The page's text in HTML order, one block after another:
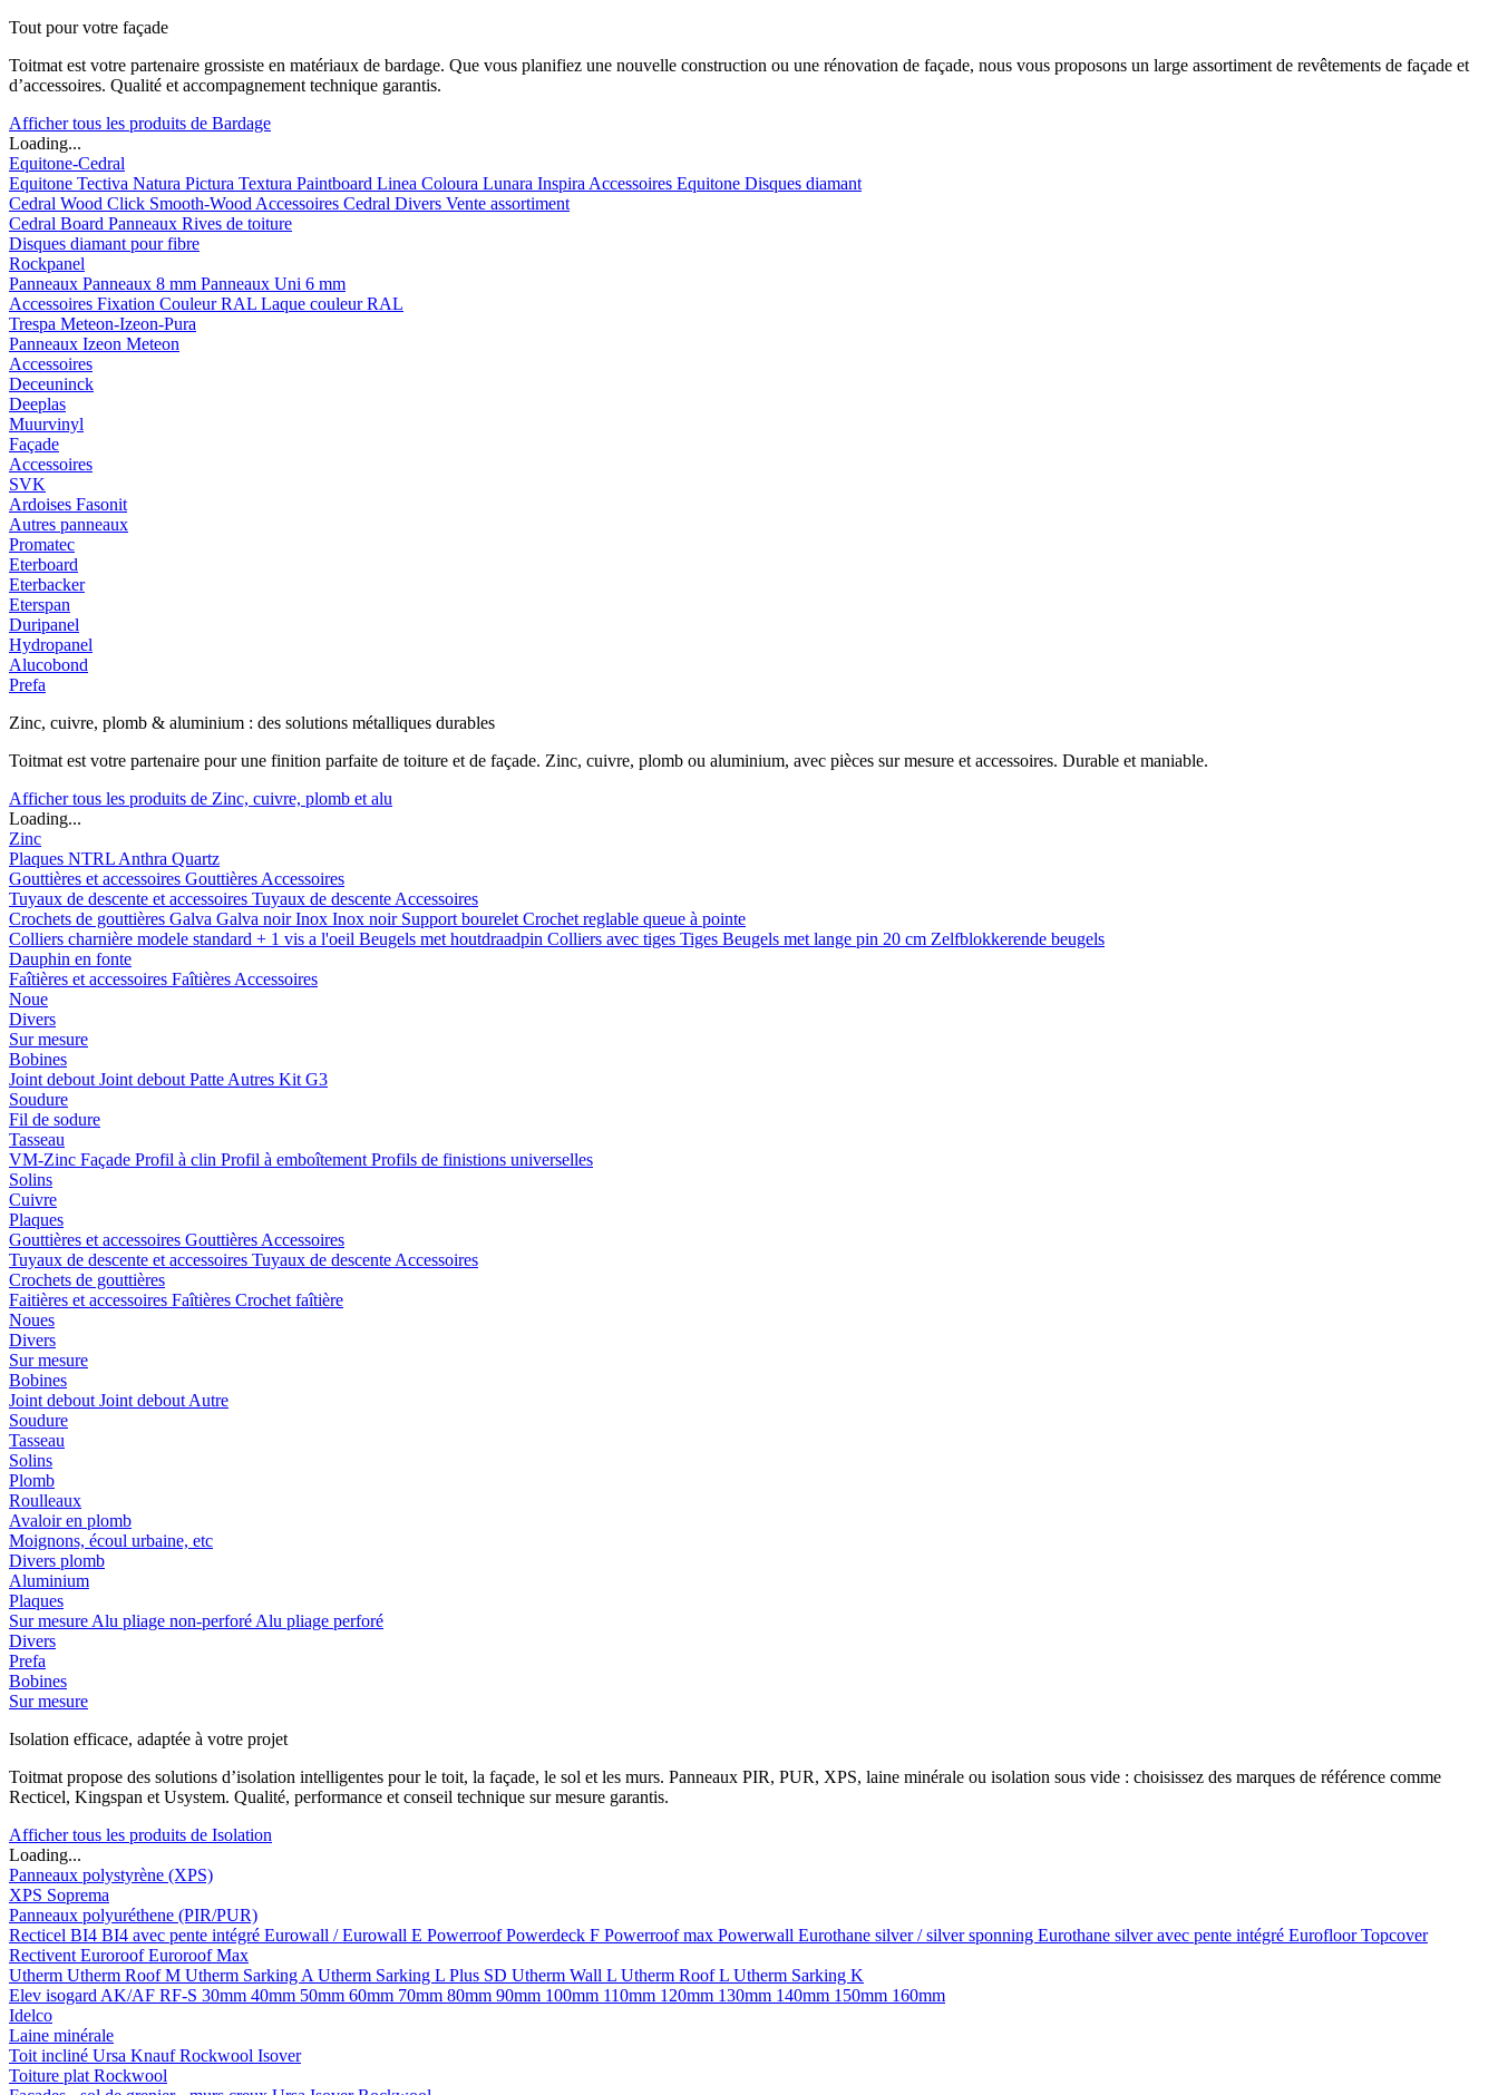
Tout pour votre façade
Toitmat est votre partenaire grossiste en matériaux de bardage. Que vous planifiez une nouvelle construction ou une rénovation de façade, nous vous proposons un large assortiment de revêtements de façade et
d’accessoires. Qualité et accompagnement technique garantis.
Afficher tous les produits de Bardage
Loading...
Equitone-Cedral
Equitone Tectiva Natura Pictura Textura Paintboard Linea Coloura Lunara Inspira Accessoires Equitone Disques diamant
Cedral Wood Click Smooth-Wood Accessoires Cedral Divers Vente assortiment
Cedral Board Panneaux Rives de toiture
Disques diamant pour fibre
Rockpanel
Panneaux Panneaux 8 mm Panneaux Uni 6 mm
Accessoires Fixation Couleur RAL Laque couleur RAL
Trespa Meteon-Izeon-Pura
Panneaux Izeon Meteon
Accessoires
Deceuninck
Deeplas
Muurvinyl
Façade
Accessoires
SVK
Ardoises Fasonit
Autres panneaux
Promatec
Eterboard
Eterbacker
Eterspan
Duripanel
Hydropanel
Alucobond
Prefa
Zinc, cuivre, plomb & aluminium : des solutions métalliques durables
Toitmat est votre partenaire pour une finition parfaite de toiture et de façade. Zinc, cuivre, plomb ou aluminium, avec pièces sur mesure et accessoires. Durable et maniable.
Afficher tous les produits de Zinc, cuivre, plomb et alu
Loading...
Zinc
Plaques NTRL Anthra Quartz
Gouttières et accessoires Gouttières Accessoires
Tuyaux de descente et accessoires Tuyaux de descente Accessoires
Crochets de gouttières Galva Galva noirInox Inox noir Support bourelet Crochet reglable queue à pointe
Colliers charnière modele standard + 1 vis a l'oeil Beugels met houtdraadpin Colliers avec tiges Tiges Beugels met lange pin 20 cm Zelfblokkerende beugels
Dauphin en fonte
Faîtières et accessoires Faîtières Accessoires
Noue
Divers
Sur mesure
Bobines
Joint debout Joint debout Patte Autres Kit G3
Soudure
Fil de sodure
Tasseau
VM-Zinc Façade Profil à clin Profil à emboîtement Profils de finistions universelles
Solins
Cuivre
Plaques
Gouttières et accessoires Gouttières Accessoires
Tuyaux de descente et accessoires Tuyaux de descente Accessoires
Crochets de gouttières
Faitières et accessoires Faîtières Crochet faîtière
Noues
Divers
Sur mesure
Bobines
Joint debout Joint debout Autre
Soudure
Tasseau
Solins
Plomb
Roulleaux
Avaloir en plomb
Moignons, écoul urbaine, etc
Divers plomb
Aluminium
Plaques
Sur mesure Alu pliage non-perforé Alu pliage perforé
Divers
Prefa
Bobines
Sur mesure
Isolation efficace, adaptée à votre projet
Toitmat propose des solutions d’isolation intelligentes pour le toit, la façade, le sol et les murs. Panneaux PIR, PUR, XPS, laine minérale ou isolation sous vide : choisissez des marques de référence comme
Recticel, Kingspan et Usystem. Qualité, performance et conseil technique sur mesure garantis.
Afficher tous les produits de Isolation
Loading...
Panneaux polystyrène (XPS)
XPS Soprema
Panneaux polyuréthene (PIR/PUR)
Recticel BI4 BI4 avec pente intégré Eurowall / Eurowall E PowerroofPowerdeck F Powerroof max Powerwall Eurothane silver / silver sponning Eurothane silver avec pente intégré EurofloorTopcover
Rectivent EuroroofEuroroof Max
Utherm Utherm Roof M Utherm Sarking A Utherm Sarking L Plus SD Utherm Wall L Utherm Roof L Utherm Sarking K
Elev isogard AK/AF RF-S 30mm 40mm 50mm 60mm 70mm 80mm 90mm 100mm 110mm 120mm 130mm 140mm 150mm 160mm
Idelco
Laine minérale
Toit incliné Ursa KnaufRockwool Isover
Toiture plat Rockwool